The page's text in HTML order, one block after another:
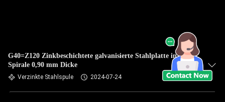
G40=Z120 Zinkbeschichtete galvanisierte Stahlplatte in
Spirale 0,90 mm Dicke
Verzinkte Stahlspule 2024-07-24